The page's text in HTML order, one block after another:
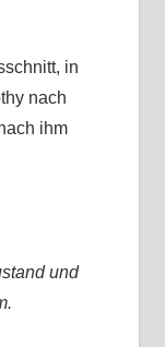
in
nach
ihm
und